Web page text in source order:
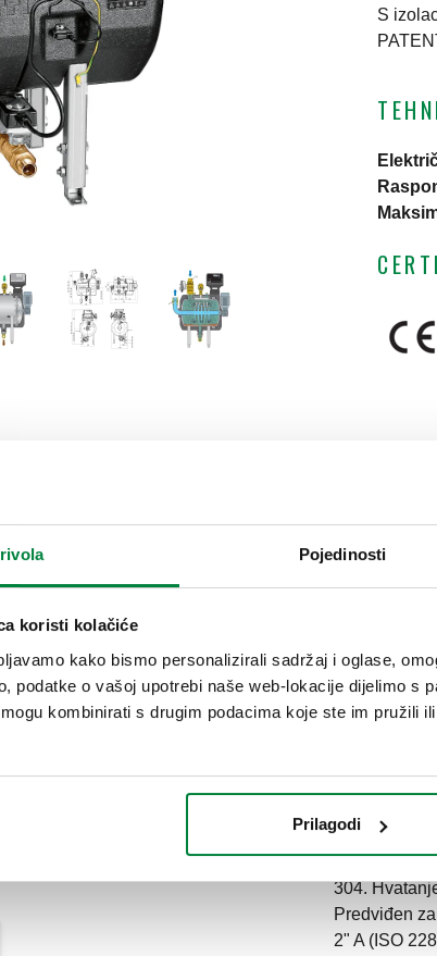
Pojedinosti
koristi kolačiće
kako bismo personalizirali sadržaj i oglase,
podatke o vašoj upotrebi naše web-lokacije dijelimo s
kombinirati s drugim podacima koje ste im pružili
Prilagodi
S
G 2" A (ISO 228-1) M
spoj
G 2" (ISO
Kv
45 m³/h
Tekst ponude
CALEFFI,
sa
304.
Predviđen
2" A (ISO